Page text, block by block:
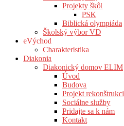
Projekty škôl
PSK
Biblická olympiáda
Školský výbor VD
eVýchod
Charakteristika
Diakonia
Diakonický domov ELIM
Úvod
Budova
Projekt
Sociálne služby
Pridajte sa k nám
Kontakt